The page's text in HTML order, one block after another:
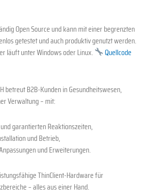
Open Source und kann mit einer begrenzten
getestet und auch produktiv genutzt werden.
läuft unter Windows oder Linux.
Quellcode
betreut B2B-Kunden in Gesundheitswesen,
Verwaltung – mit:
garantierten Reaktionszeiten,
und Betrieb,
und Erweiterungen.
ThinClient-Hardware für
– alles aus einer Hand.